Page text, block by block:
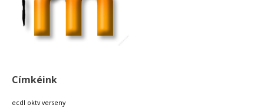
21:00
Címkéink
ecdl oktv verseny